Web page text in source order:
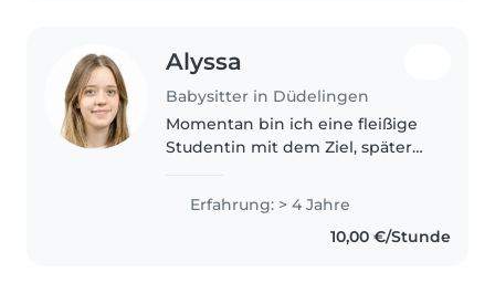
Alyssa
Babysitter in Düdelingen
Momentan bin ich eine fleißige
Studentin mit dem Ziel, später
bin eine sehr
verantwortungsvolle, kreative
und hilfsbereite Person. Da ich
Erfahrung: > 4 Jahre
10,00 €/Stunde